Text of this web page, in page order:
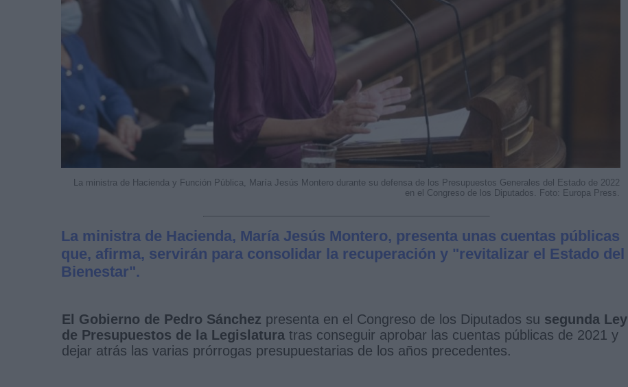
La ministra de Hacienda y Función Pública, María Jesús Montero durante su defensa de los Presupuestos Generales del Estado de 2022
en el Congreso de los Diputados. Foto: Europa Press.
La ministra de Hacienda, María Jesús Montero, presenta unas cuentas públicas
que, afirma, servirán para consolidar la recuperación y "revitalizar el Estado del
Bienestar".
El Gobierno de Pedro Sánchez presenta en el Congreso de los Diputados su segunda Ley
de Presupuestos de la Legislatura tras conseguir aprobar las cuentas públicas de 2021 y
dejar atrás las varias prórrogas presupuestarias de los años precedentes.